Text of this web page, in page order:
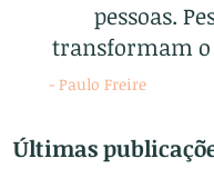
pessoas.
transformam
- Paulo Freire
Últimas